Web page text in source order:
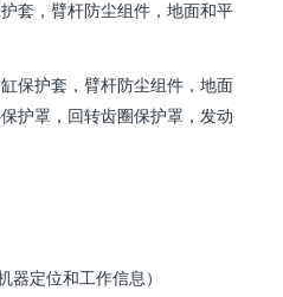
套，臂杆防尘组件，地面和平
保护套，臂杆防尘组件，地面
护罩，回转齿圈保护罩，发动
器定位和工作信息）